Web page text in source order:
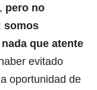
pero no
somos
que atente
evitado
oportunidad de